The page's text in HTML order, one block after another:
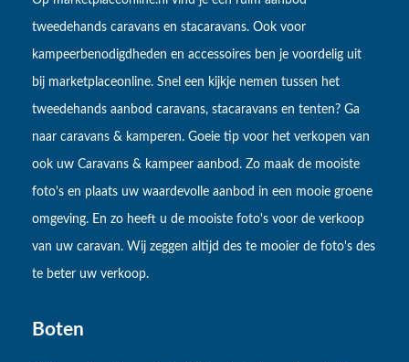
tweedehands caravans en stacaravans. Ook voor
kampeerbenodigdheden en accessoires ben je voordelig uit
bij marketplaceonline. Snel een kijkje nemen tussen het
tweedehands aanbod caravans, stacaravans en tenten? Ga
naar caravans & kamperen. Goeie tip voor het verkopen van
ook uw Caravans & kampeer aanbod. Zo maak de mooiste
foto's en plaats uw waardevolle aanbod in een mooie groene
omgeving. En zo heeft u de mooiste foto's voor de verkoop
van uw caravan. Wij zeggen altijd des te mooier de foto's des
te beter uw verkoop.
Boten